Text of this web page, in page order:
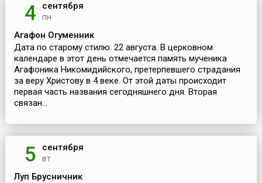
4 сентября
пн
Агафон Огуменник
Дата по старому стилю: 22 августа. В церковном
календаре в этот день отмечается память мученика
Агафоника Никомидийского, претерпевшего страдания
за веру Христову в 4 веке. От этой даты происходит
первая часть названия сегодняшнего дня. Вторая
связан...
5 сентября
вт
Луп Брусничник